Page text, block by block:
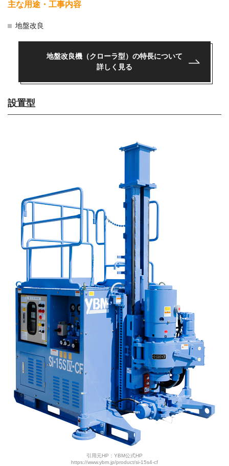
主な用途・工事内容
地盤改良
地盤改良機（クローラ型）の特長について
詳しく見る
設置型
引用元HP：YBM公式HP
https://www.ybm.jp/product/si-15s4-cf